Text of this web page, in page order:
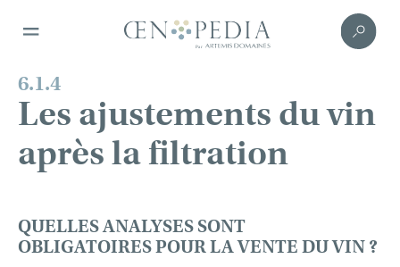
6.1.4
Les ajustements du vin
après la filtration
QUELLES ANALYSES SONT
OBLIGATOIRES POUR LA VENTE DU VIN ?